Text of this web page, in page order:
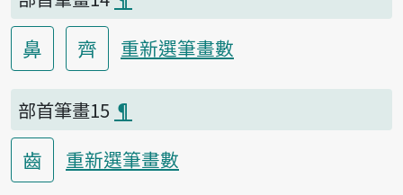
鼻 齊 重新選筆畫數
部首筆畫15 ¶
齒 重新選筆畫數